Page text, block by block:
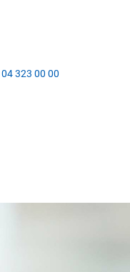
04 323 00 00